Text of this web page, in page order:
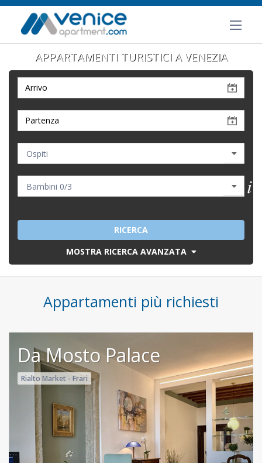
APPARTAMENTI TURISTICI A VENEZIA
RICERCA
MOSTRA RICERCA AVANZATA
Appartamenti più richiesti
Da Mosto Palace
Rialto Market - Frari